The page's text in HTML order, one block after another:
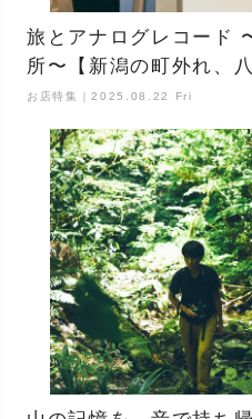
旅とアナログレコード
所〜【新潟の町外れ、
お店特集｜2025.08.22 Fri